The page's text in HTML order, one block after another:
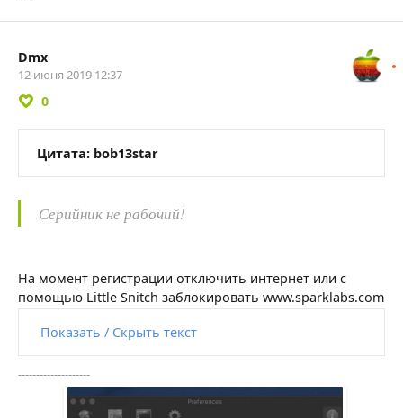
Dmx
12 июня 2019 12:37
0
Цитата: bob13star
Серийник не рабочий!
На момент регистрации отключить интернет или с
помощью Little Snitch заблокировать www.sparklabs.com
Показать / Скрыть текст
--------------------